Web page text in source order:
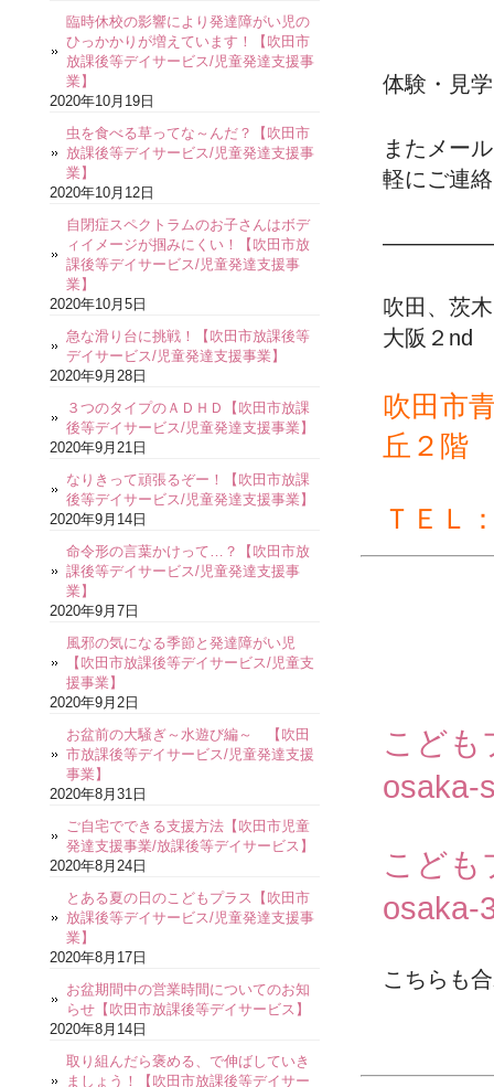
体験・見
またメー
軽にご連
吹田、茨
大阪２nd
吹田市
丘２階
ＴＥＬ
こども
osaka-
こど
osaka-
こちらも
臨時休校の影響により発達障がい児の
ひっかかりが増えています！【吹田市
放課後等デイサービス/児童発達支援事
業】
2020年10月19日
虫を食べる草ってな～んだ？【吹田市
放課後等デイサービス/児童発達支援事
業】
2020年10月12日
自閉症スペクトラムのお子さんはボデ
ィイメージが掴みにくい！【吹田市放
課後等デイサービス/児童発達支援事
業】
2020年10月5日
急な滑り台に挑戦！【吹田市放課後等
デイサービス/児童発達支援事業】
2020年9月28日
３つのタイプのＡＤＨＤ【吹田市放課
後等デイサービス/児童発達支援事業】
2020年9月21日
なりきって頑張るぞー！【吹田市放課
後等デイサービス/児童発達支援事業】
2020年9月14日
命令形の言葉かけって…？【吹田市放
課後等デイサービス/児童発達支援事
業】
2020年9月7日
風邪の気になる季節と発達障がい児
【吹田市放課後等デイサービス/児童支
援事業】
2020年9月2日
お盆前の大騒ぎ～水遊び編～ 【吹田
市放課後等デイサービス/児童発達支援
事業】
2020年8月31日
ご自宅でできる支援方法【吹田市児童
発達支援事業/放課後等デイサービス】
2020年8月24日
とある夏の日のこどもプラス【吹田市
放課後等デイサービス/児童発達支援事
業】
2020年8月17日
お盆期間中の営業時間についてのお知
らせ【吹田市放課後等デイサービス】
2020年8月14日
取り組んだら褒める、で伸ばしていき
ましょう！【吹田市放課後等デイサー